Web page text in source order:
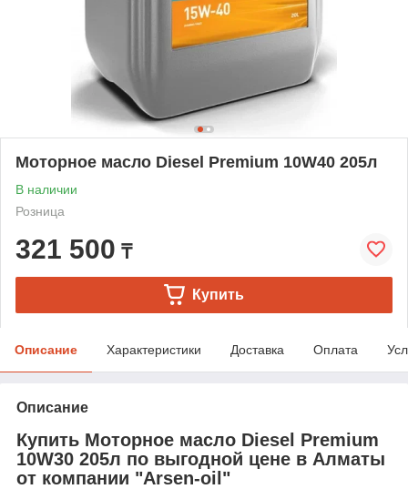
Моторное масло Diesel Premium 10W40 205л
В наличии
Розница
321 500 ₸
Купить
Описание Характеристики Доставка Оплата
Описание
Купить Моторное масло Diesel Premium
10W30 205л по выгодной цене в Алматы
от компании "Arsen-oil"